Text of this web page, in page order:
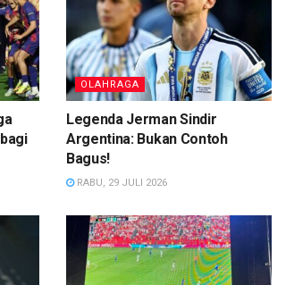
OLAHRAGA
Legenda Jerman Sindir
Argentina: Bukan Contoh
Bagus!
RABU, 29 JULI 2026